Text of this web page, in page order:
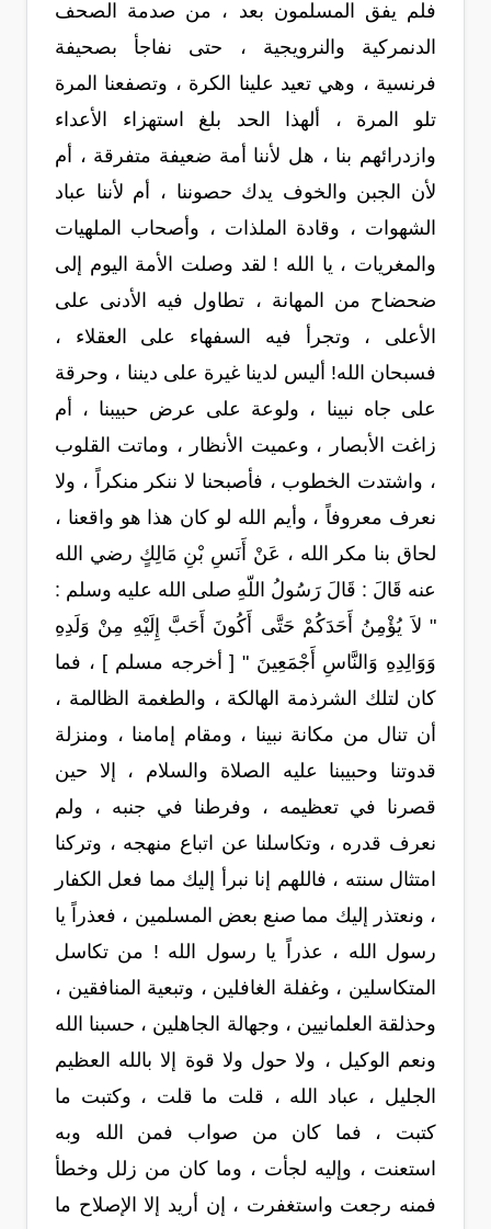
فلم يفق المسلمون بعد ، من صدمة الصحف
الدنمركية والنرويجية ، حتى نفاجأ بصحيفة
فرنسية ، وهي تعيد علينا الكرة ، وتصفعنا المرة
تلو المرة ، ألهذا الحد بلغ استهزاء الأعداء
وازدرائهم بنا ، هل لأننا أمة ضعيفة متفرقة ، أم
لأن الجبن والخوف يدك حصوننا ، أم لأننا عباد
الشهوات ، وقادة الملذات ، وأصحاب الملهيات
والمغريات ، يا الله ! لقد وصلت الأمة اليوم إلى
ضحضاح من المهانة ، تطاول فيه الأدنى على
الأعلى ، وتجرأ فيه السفهاء على العقلاء ،
فسبحان الله! أليس لدينا غيرة على ديننا ، وحرقة
على جاه نبينا ، ولوعة على عرض حبيبنا ، أم
زاغت الأبصار ، وعميت الأنظار ، وماتت القلوب
، واشتدت الخطوب ، فأصبحنا لا ننكر منكراً ، ولا
نعرف معروفاً ، وأيم الله لو كان هذا هو واقعنا ،
لحاق بنا مكر الله ، عَنْ أَنَسِ بْنِ مَالِكٍ رضي الله
عنه قَالَ : قَالَ رَسُولُ اللّهِ صلى الله عليه وسلم :
" لاَ يُؤْمِنُ أَحَدَكُمْ حَتَّى أَكُونَ أَحَبَّ إِلَيْهِ مِنْ وَلَدِهِ
وَوَالِدِهِ وَالنَّاسِ أَجْمَعِينَ " [ أخرجه مسلم ] ، فما
كان لتلك الشرذمة الهالكة ، والطغمة الظالمة ،
أن تنال من مكانة نبينا ، ومقام إمامنا ، ومنزلة
قدوتنا وحبيبنا عليه الصلاة والسلام ، إلا حين
قصرنا في تعظيمه ، وفرطنا في جنبه ، ولم
نعرف قدره ، وتكاسلنا عن اتباع منهجه ، وتركنا
امتثال سنته ، فاللهم إنا نبرأ إليك مما فعل الكفار
، ونعتذر إليك مما صنع بعض المسلمين ، فعذراً يا
رسول الله ، عذراً يا رسول الله ! من تكاسل
المتكاسلين ، وغفلة الغافلين ، وتبعية المنافقين ،
وحذلقة العلمانيين ، وجهالة الجاهلين ، حسبنا الله
ونعم الوكيل ، ولا حول ولا قوة إلا بالله العظيم
الجليل ، عباد الله ، قلت ما قلت ، وكتبت ما
كتبت ، فما كان من صواب فمن الله وبه
استعنت ، وإليه لجأت ، وما كان من زلل وخطأ
فمنه رجعت واستغفرت ، إن أريد إلا الإصلاح ما